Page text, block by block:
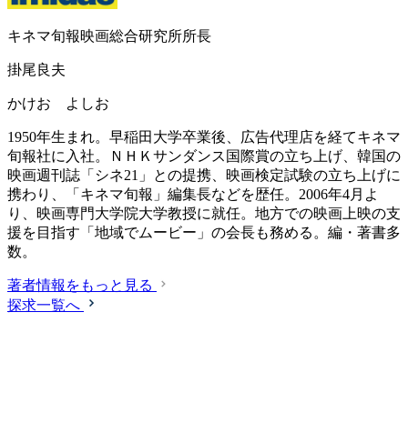
キネマ旬報映画総合研究所所長
掛尾良夫
かけお よしお
1950年生まれ。早稲田大学卒業後、広告代理店を経てキネマ
旬報社に入社。ＮＨＫサンダンス国際賞の立ち上げ、韓国の
映画週刊誌「シネ21」との提携、映画検定試験の立ち上げに
携わり、「キネマ旬報」編集長などを歴任。2006年4月よ
り、映画専門大学院大学教授に就任。地方での映画上映の支
援を目指す「地域でムービー」の会長も務める。編・著書多
数。
著者情報をもっと見る
探求一覧へ